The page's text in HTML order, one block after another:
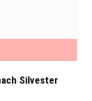
Silvester